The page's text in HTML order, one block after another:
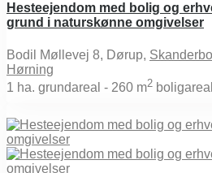
Hesteejendom med bolig og
grund i naturskønne omgivelser
Bodil Møllevej 8, Dørup,
Hørning
1 ha. grundareal - 260 m2 boligareal